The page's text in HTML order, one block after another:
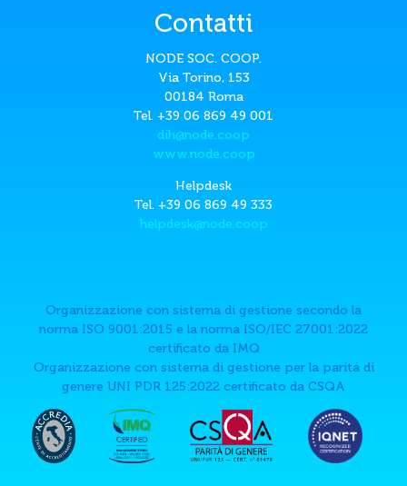
Contatti
NODE SOC. COOP.
Via Torino, 153
00184 Roma
Tel. +39 06 869 49 001
dih@node.coop
www.node.coop
Helpdesk
Tel. +39 06 869 49 333
helpdesk@node.coop
Organizzazione con sistema di gestione secondo la
norma ISO 9001:2015 e la norma ISO/IEC 27001:2022
certificato da IMQ
Organizzazione con sistema di gestione per la paritá di
genere UNI PDR 125:2022 certificato da CSQA